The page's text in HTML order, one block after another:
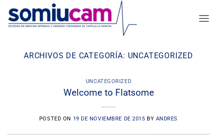
contenido
ARCHIVOS DE CATEGORÍA: UNCATEGORIZED
UNCATEGORIZED
Welcome to Flatsome
POSTED ON 19 DE NOVIEMBRE DE 2015 BY ANDRES